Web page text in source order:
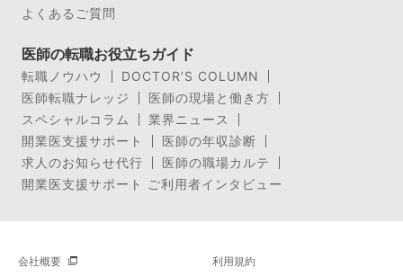
よくあるご質問
医師の転職お役立ちガイド
転職ノウハウ
DOCTOR’S COLUMN
医師転職ナレッジ
医師の現場と働き方
スペシャルコラム
業界ニュース
開業医支援サポート
医師の年収診断
求人のお知らせ代行
医師の職場カルテ
開業医支援サポート ご利用者インタビュー
会社概要 利用規約